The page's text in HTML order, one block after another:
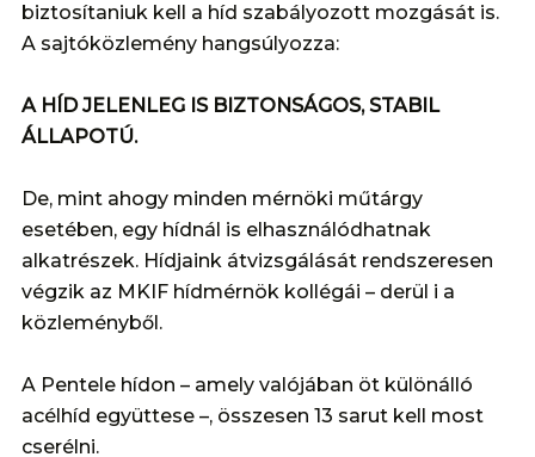
biztosítaniuk kell a híd szabályozott mozgását is.
A sajtóközlemény hangsúlyozza:
A HÍD JELENLEG IS BIZTONSÁGOS, STABIL
ÁLLAPOTÚ.
De, mint ahogy minden mérnöki műtárgy
esetében, egy hídnál is elhasználódhatnak
alkatrészek. Hídjaink átvizsgálását rendszeresen
végzik az MKIF hídmérnök kollégái – derül i a
közleményből.
A Pentele hídon – amely valójában öt különálló
acélhíd együttese –, összesen 13 sarut kell most
cserélni.